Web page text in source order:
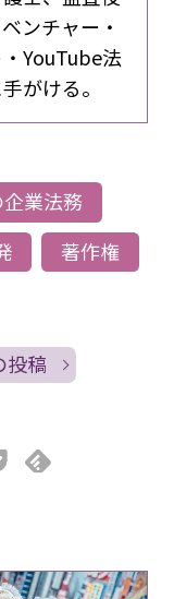
ンチャー・
YouTube法
がける。
業法務
著作権
投稿